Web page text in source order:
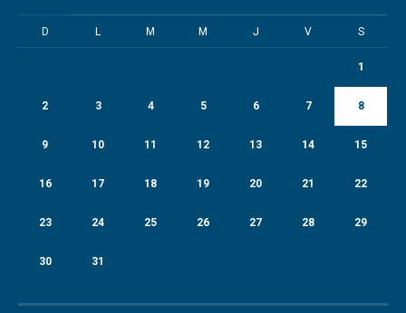
D L M M J V S
1
2 3 4 5 6 7 8
9 10 11 12 13 14 15
16 17 18 19 20 21 22
23 24 25 26 27 28 29
30 31